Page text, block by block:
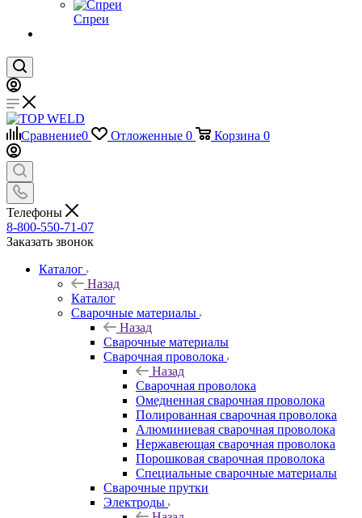
Спреи
Сравнение0 Отложенные 0 Корзина 0
Телефоны
8-800-550-71-07
Заказать звонок
Каталог
Назад
Каталог
Сварочные материалы
Назад
Сварочные материалы
Сварочная проволока
Назад
Сварочная проволока
Омедненная сварочная проволока
Полированная сварочная проволока
Алюминиевая сварочная проволока
Нержавеющая сварочная проволока
Порошковая сварочная проволока
Специальные сварочные материалы
Сварочные прутки
Электроды